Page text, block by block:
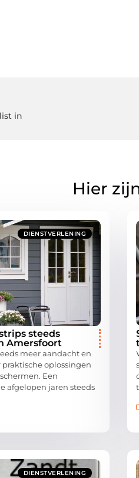
in
Hier
DIENSTVERLENING
steeds
Amersfoort
meer aandacht en
oplossingen
Een
afgelopen jaren steeds
DIENSTVERLENING